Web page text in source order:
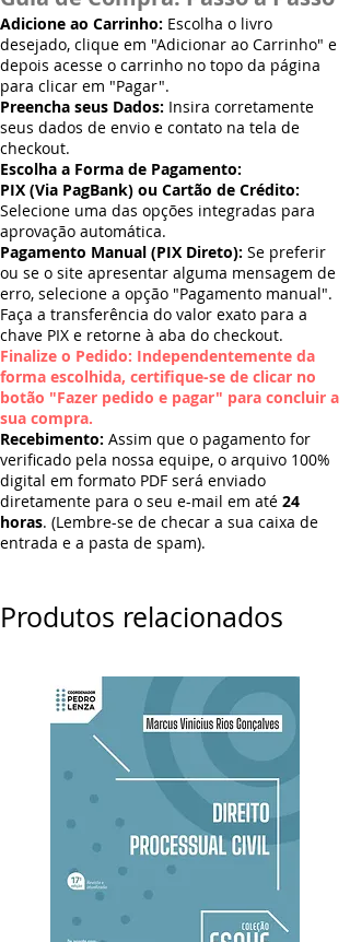
Adicione ao Carrinho: Escolha o livro
desejado, clique em "Adicionar ao Carrinho" e
depois acesse o carrinho no topo da página
para clicar em "Pagar".
Preencha seus Dados: Insira corretamente
seus dados de envio e contato na tela de
checkout.
Escolha a Forma de Pagamento:
PIX (Via PagBank) ou Cartão de Crédito:
Selecione uma das opções integradas para
aprovação automática.
Pagamento Manual (PIX Direto): Se preferir
ou se o site apresentar alguma mensagem de
erro, selecione a opção "Pagamento manual".
Faça a transferência do valor exato para a
chave PIX e retorne à aba do checkout.
Finalize o Pedido: Independentemente da
forma escolhida, certifique-se de clicar no
botão "Fazer pedido e pagar" para concluir a
sua compra.
Recebimento: Assim que o pagamento for
verificado pela nossa equipe, o arquivo 100%
digital em formato PDF será enviado
diretamente para o seu e-mail em até 24
horas. (Lembre-se de checar a sua caixa de
entrada e a pasta de spam).
Produtos relacionados